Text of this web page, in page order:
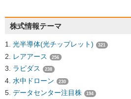
株式情報テーマ
光半導体(光チップレット) 321
レアアース 256
ラピダス 238
水中ドローン 230
データセンター注目株 194